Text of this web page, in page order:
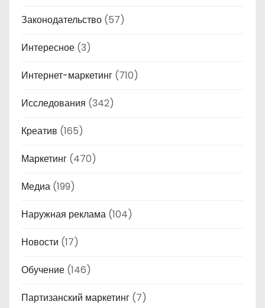
Законодательство (57)
Интересное (3)
Интернет-маркетинг (710)
Исследования (342)
Креатив (165)
Маркетинг (470)
Медиа (199)
Наружная реклама (104)
Новости (17)
Обучение (146)
Партизанский маркетинг (7)